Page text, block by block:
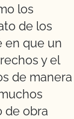
los
de los
en que un
y el
de manera
de obra